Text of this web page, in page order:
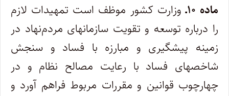
ماده ۱۰ـ
وزارت کشور موظف است تمهیدات لازم
را درباره توسعه و تقویت سازمانهای مردم‌نهاد در
زمینه پیشگیری و مبارزه با فساد و سنجش
شاخصهای فساد با رعایت مصالح نظام و در
چهارچوب قوانین و مقررات مربوط فراهم آورد و